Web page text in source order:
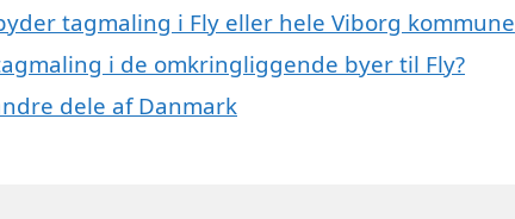
tagmaling i Fly eller hele Viborg kommune
i de omkringliggende byer til Fly?
dele af Danmark